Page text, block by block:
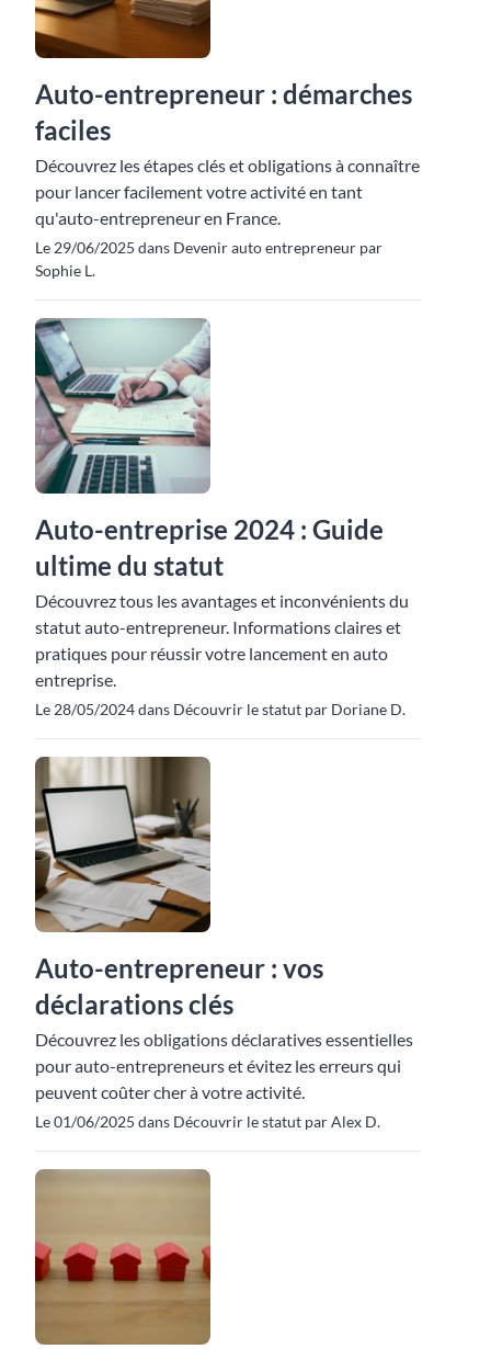
Auto-entrepreneur : démarches
faciles
Découvrez les étapes clés et obligations à connaître
pour lancer facilement votre activité en tant
qu'auto-entrepreneur en France.
Le 29/06/2025 dans Devenir auto entrepreneur par
Sophie L.
Auto-entreprise 2024 : Guide
ultime du statut
Découvrez tous les avantages et inconvénients du
statut auto-entrepreneur. Informations claires et
pratiques pour réussir votre lancement en auto
entreprise.
Le 28/05/2024 dans Découvrir le statut par Doriane D.
Auto-entrepreneur : vos
déclarations clés
Découvrez les obligations déclaratives essentielles
pour auto-entrepreneurs et évitez les erreurs qui
peuvent coûter cher à votre activité.
Le 01/06/2025 dans Découvrir le statut par Alex D.